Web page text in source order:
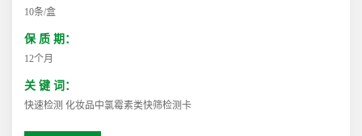
10条/盒
保 质 期：
12个月
关 键 词：
快速检测 化妆品中氯霉素类快筛检测卡